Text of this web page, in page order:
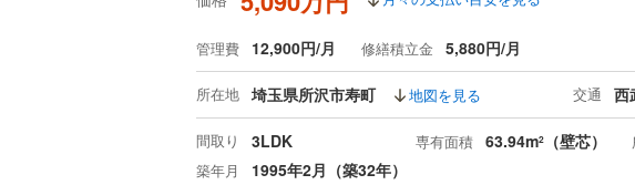
管理費 12,900円/月 修繕積立金 5,880円/月
所在地 埼玉県所沢市寿町 地図を見る 交通 西
間取り 3LDK 専有面積 63.94m2 （壁芯）
築年月 1995年2月（築32年）